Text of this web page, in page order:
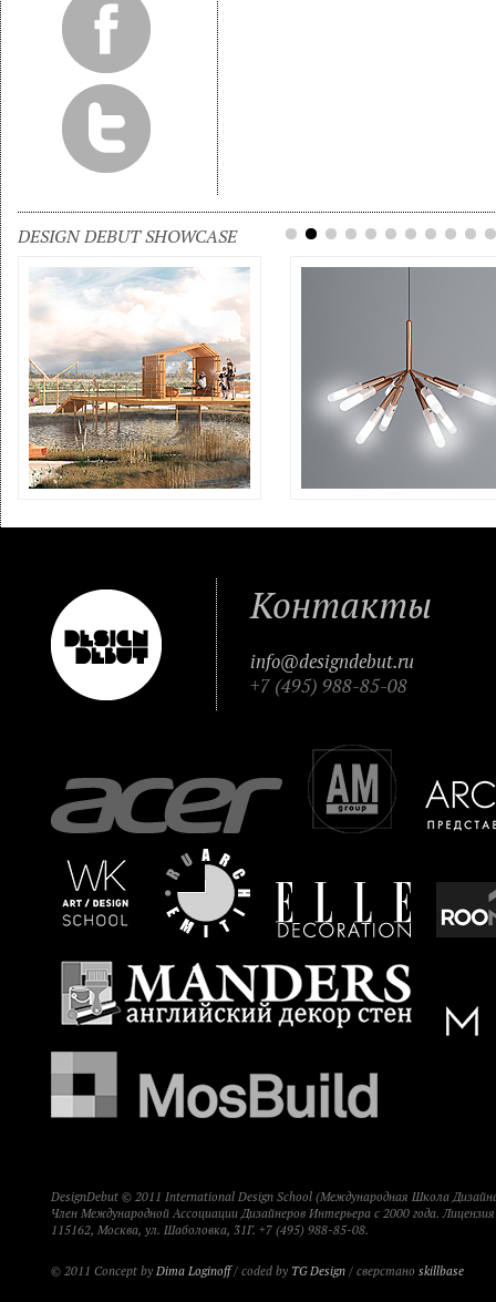
DESIGN DEBUT SHOWCASE
Контакты
info@designdebut.ru
+7 (495) 988-85-08
DesignDebut © 2011 International Design School (Международная Школа
Член Международной Ассоциации Дизайнеров Интерьера с 2000 года.
115162, Москва, ул. Шаболовка, 31Г. +7 (495) 988-85-08.
© 2011 Concept by Dima Loginoff/ coded by TG Design / сверстано skillbase